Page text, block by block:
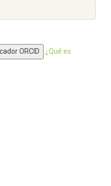
ORCID ¿Qué es